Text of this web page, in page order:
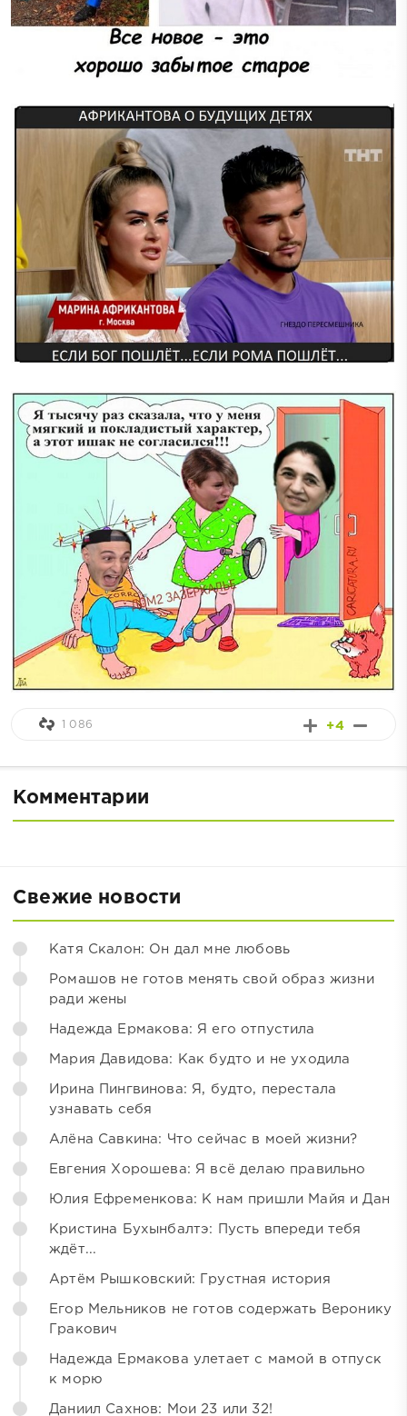
+4
1 086
Комментарии
Свежие новости
Катя Скалон: Он дал мне любовь
Ромашов не готов менять свой образ жизни
ради жены
Надежда Ермакова: Я его отпустила
Мария Давидова: Как будто и не уходила
Ирина Пингвинова: Я, будто, перестала
узнавать себя
Алёна Савкина: Что сейчас в моей жизни?
Евгения Хорошева: Я всё делаю правильно
Юлия Ефременкова: К нам пришли Майя и Дан
Кристина Бухынбалтэ: Пусть впереди тебя
ждёт...
Артём Рышковский: Грустная история
Егор Мельников не готов содержать Веронику
Гракович
Надежда Ермакова улетает с мамой в отпуск
к морю
Даниил Сахнов: Мои 23 или 32!